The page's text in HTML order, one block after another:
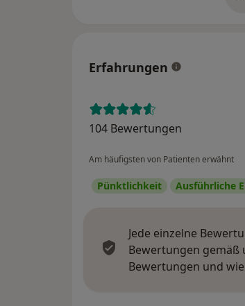
Erfahrungen
104 Bewertungen
Am häufigsten von Patienten erwähnt
Pünktlichkeit Ausführliche
Jede einzelne
Bewertungen gemäß
Bewertungen und